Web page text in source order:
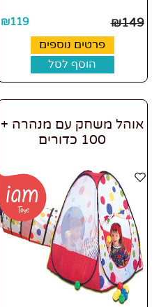
₪149
₪119
פרטים נוספים
הוסף לסל
אוהל משחק עם מנהרה +
100 כדורים